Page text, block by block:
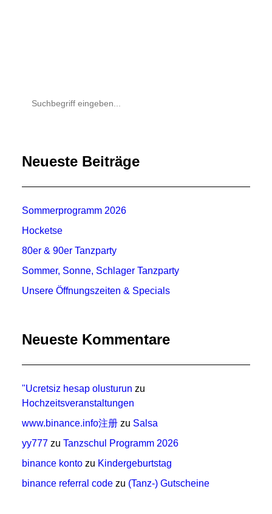
Neueste Beiträge
Sommerprogramm 2026
Hocketse
80er & 90er Tanzparty
Sommer, Sonne, Schlager Tanzparty
Unsere Öffnungszeiten & Specials
Neueste Kommentare
"Ucretsiz hesap olusturun zu
Hochzeitsveranstaltungen
www.binance.info注册 zu Salsa
yy777 zu Tanzschul Programm 2026
binance konto zu Kindergeburtstag
binance referral code zu (Tanz-) Gutscheine